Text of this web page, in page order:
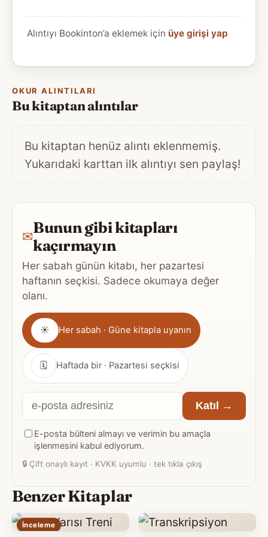
Alıntıyı Bookinton’a eklemek için üye girişi yap
OKUR ALINTILARI
Bu kitaptan alıntılar
Bu kitaptan henüz alıntı eklenmemiş.
Yukarıdaki karttan ilk alıntıyı sen paylaş!
✉Bunun gibi kitapları
kaçırmayın
Her sabah günün kitabı, her pazartesi
haftanın seçkisi. Sadece okumaya değer
olanı.
Gönderim
sıklığı
☀ Her sabah · Güne kitapla uyanın
🗓 Haftada bir · Pazartesi seçkisi
E-
posta
adresiniz
Katıl →
E-posta bülteni almayı ve verimin bu amaçla
işlenmesini kabul ediyorum.
🔒 Çift onaylı kayıt · KVKK uyumlu · tek tıkla çıkış
Benzer Kitaplar
İnceleme